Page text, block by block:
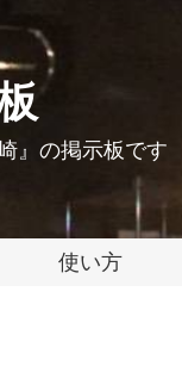
』の掲示板です
使い方